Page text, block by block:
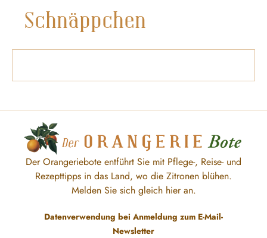
Schnäppchen
Der Orangeriebote entführt Sie mit Pflege-, Reise- und
Rezepttipps in das Land, wo die Zitronen blühen.
Melden Sie sich gleich hier an.
Datenverwendung bei Anmeldung zum E-Mail-
Newsletter